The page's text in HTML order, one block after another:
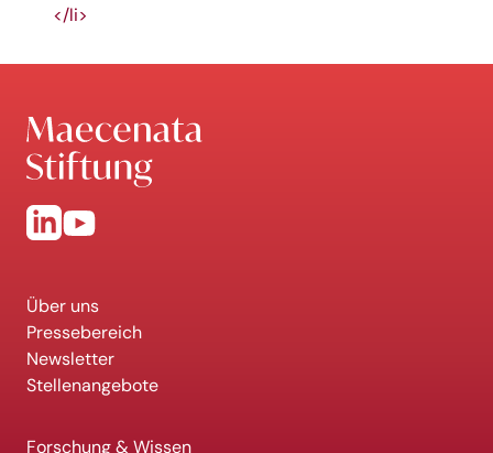
</li>
Über uns
Pressebereich
Newsletter
Stellenangebote
Forschung & Wissen